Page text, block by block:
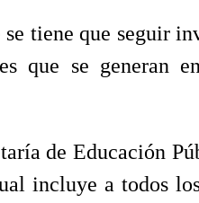
tiene que seguir
que se generan
de Educación
incluye a todos